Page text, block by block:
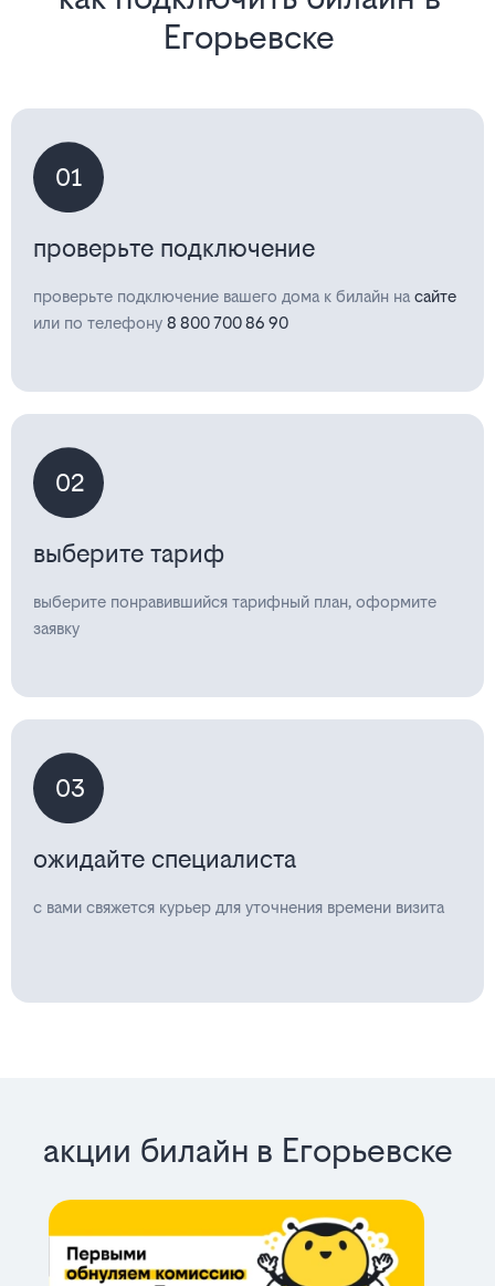
Егорьевске
01
проверьте подключение
проверьте подключение вашего дома к билайн на сайте
или по телефону 8 800 700 86 90
02
выберите тариф
выберите понравившийся тарифный план, оформите
заявку
03
ожидайте специалиста
с вами свяжется курьер для уточнения времени визита
акции билайн в Егорьевске